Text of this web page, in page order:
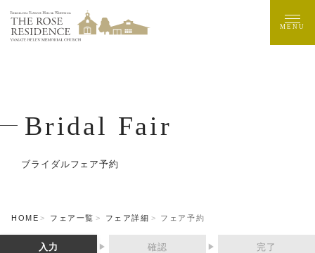
Bridal Fair
ブライダルフェア予約
MENU
HOME フェア一覧 フェア詳細 フェア予約
入力 ▶ 確認 ▶ 完了